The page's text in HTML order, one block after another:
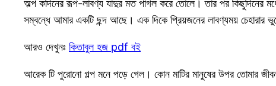
অল্প কদিনের রূপ-লাবণ্য যাদুর মত পাগল করে তোলে। তার পর কিছুদিনের
সম্বন্ধে আমার একটি ছন্দ আছে। এক দিকে প্রিয়জনের লাবণ্যময় চেহারার
আরও দেখুনঃ কিতাবুল হজ pdf বই
আরেক টি পুরোনো গল্প মনে পড়ে গেল। কোন মাটির মানুষের উপর তোমার